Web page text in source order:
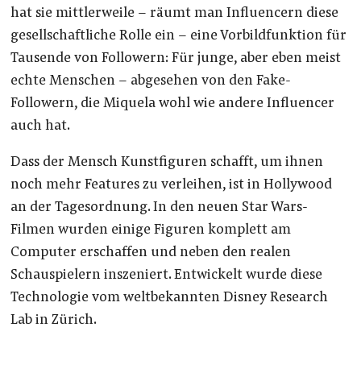
hat sie mittlerweile – räumt man Influencern diese
gesellschaftliche Rolle ein – eine Vorbildfunktion für
Tausende von Followern: Für junge, aber eben meist
echte Menschen – abgesehen von den Fake-
Followern, die Miquela wohl wie andere Influencer
auch hat.
Dass der Mensch Kunstfiguren schafft, um ihnen
noch mehr Features zu verleihen, ist in Hollywood
an der Tagesordnung. In den neuen Star Wars-
Filmen wurden einige Figuren komplett am
Computer erschaffen und neben den realen
Schauspielern inszeniert. Entwickelt wurde diese
Technologie vom weltbekannten Disney Research
Lab in Zürich.